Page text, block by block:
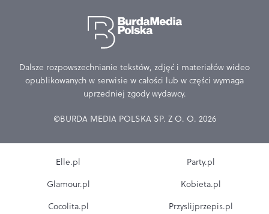
Dalsze rozpowszechnianie tekstów, zdjęć i materiałów wideo
opublikowanych w serwisie w całości lub w części wymaga
uprzedniej zgody wydawcy.
©BURDA MEDIA POLSKA SP. Z O. O. 2026
Elle.pl
Glamour.pl
Cocolita.pl
Party.pl
Kobieta.pl
Przyslijprzepis.pl